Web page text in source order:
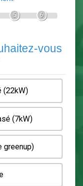
de
devis comparatifs
6
souhaitez-
?
(22kW)